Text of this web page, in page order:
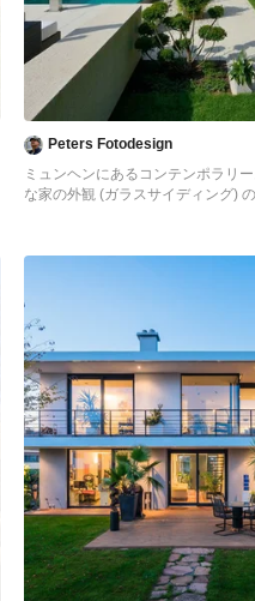
Peters Fotodesign
ミュンヘンにあるコンテンポラリ
な家の外観 (ガラスサイディング)